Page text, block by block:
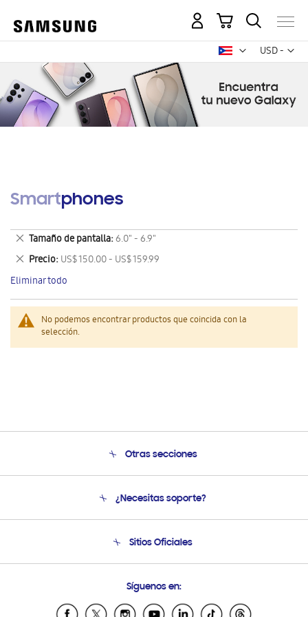
USD -
dólar
Mi carrito
Smartphones
No podemos encontrar productos que coincida con la
selección.
Tamaño de pantalla 6.0" - 6.9"
Eliminar
este
artículo
Precio US$ 150.00 - US$ 159.99
Eliminar
este
artículo
Eliminar todo
Otras secciones
Soporte
Condiciones de Compra
¿Necesitas soporte?
Soporte vía eMail
Sitios Oficiales
Samsung Ecuador
Síguenos en: